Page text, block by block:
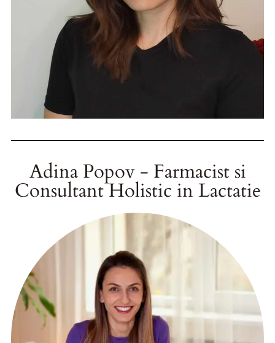
Adina Popov - Farmacist si
Consultant Holistic in Lactatie